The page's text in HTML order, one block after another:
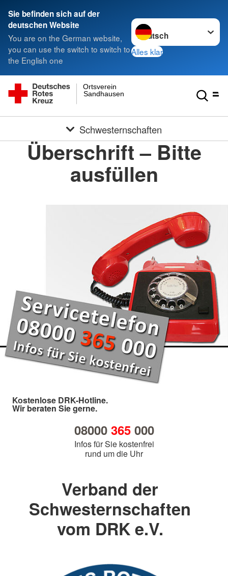
Sie befinden sich auf der
deutschen Website
You are on the German website,
you can use the switch to switch to
the English one
Sprache wechseln zu
Alles klar
Sandhausen
Ortsverein
Schwesternschaften
Überschrift – Bitte
ausfüllen
Kostenlose DRK-Hotline.
Wir beraten Sie gerne.
08000 365000
Infos für Sie kostenfrei
rund um die Uhr
Verband der
Schwesternschaften
vom DRK e.V.